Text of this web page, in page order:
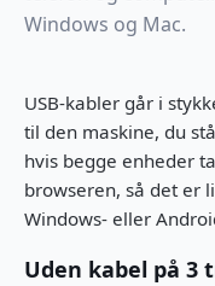
Windows og Mac.
USB-kabler går i
til den maskine, du
hvis begge enheder
browseren, så det er
Windows- eller
Uden kabel på 3